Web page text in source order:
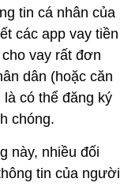
tin cá nhân của
các app vay tiền
vay rất đơn
dân (hoặc căn
có thể đăng ký
chóng.
này, nhiều đối
tin của người